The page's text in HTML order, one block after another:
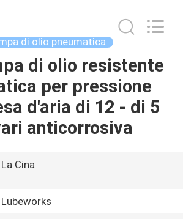
di olio pneumatica
di olio resistente
per pressione
d'aria di 12 - di 5
anticorrosiva
La Cina
Lubeworks